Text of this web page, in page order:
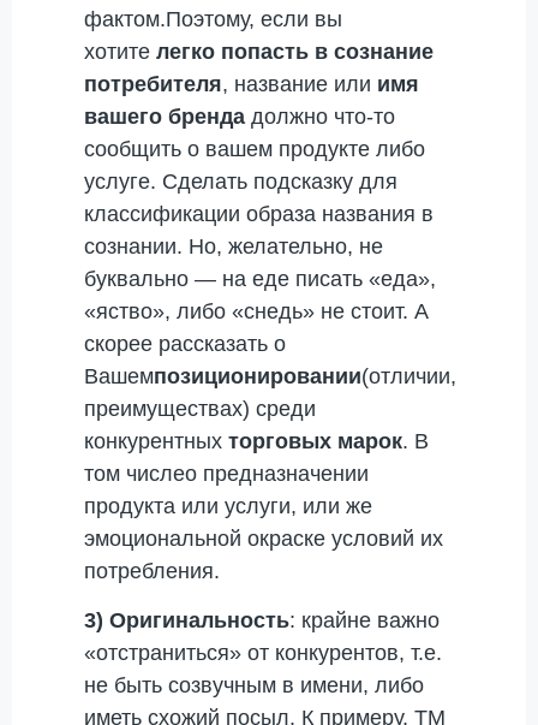
фактом.Поэтому, если вы
хотите легко попасть в сознание
потребителя, название или имя
вашего бренда должно что-то
сообщить о вашем продукте либо
услуге. Сделать подсказку для
классификации образа названия в
сознании. Но, желательно, не
буквально — на еде писать «еда»,
«яство», либо «снедь» не стоит. А
скорее рассказать о
Вашемпозиционировании(отличии,
преимуществах) среди
конкурентных торговых марок. В
том числео предназначении
продукта или услуги, или же
эмоциональной окраске условий их
потребления.
3) Оригинальность: крайне важно
«отстраниться» от конкурентов, т.е.
не быть созвучным в имени, либо
иметь схожий посыл. К примеру, ТМ